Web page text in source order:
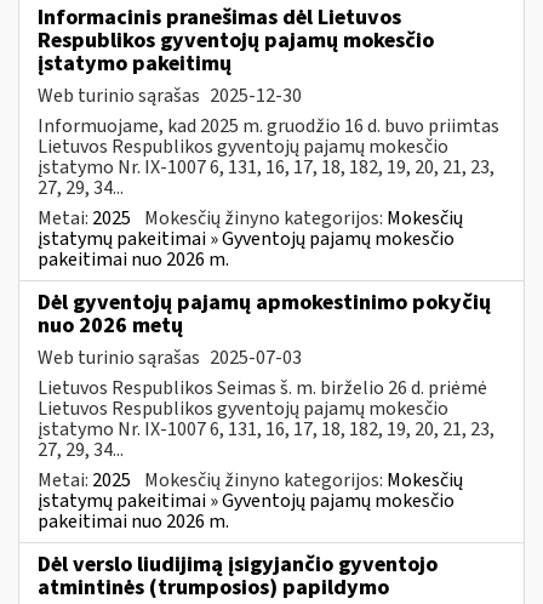
Informacinis pranešimas dėl Lietuvos
Respublikos gyventojų pajamų mokesčio
įstatymo pakeitimų
Web turinio sąrašas 2025-12-30
Informuojame, kad 2025 m. gruodžio 16 d. buvo priimtas
Lietuvos Respublikos gyventojų pajamų mokesčio
įstatymo Nr. IX-1007 6, 131, 16, 17, 18, 182, 19, 20, 21, 23,
27, 29, 34...
Metai: 2025 Mokesčių žinyno kategorijos: Mokesčių
įstatymų pakeitimai » Gyventojų pajamų mokesčio
pakeitimai nuo 2026 m.
Dėl gyventojų pajamų apmokestinimo pokyčių
nuo 2026 metų
Web turinio sąrašas 2025-07-03
Lietuvos Respublikos Seimas š. m. birželio 26 d. priėmė
Lietuvos Respublikos gyventojų pajamų mokesčio
įstatymo Nr. IX-1007 6, 131, 16, 17, 18, 182, 19, 20, 21, 23,
27, 29, 34...
Metai: 2025 Mokesčių žinyno kategorijos: Mokesčių
įstatymų pakeitimai » Gyventojų pajamų mokesčio
pakeitimai nuo 2026 m.
Dėl verslo liudijimą įsigyjančio gyventojo
atmintinės (trumposios) papildymo